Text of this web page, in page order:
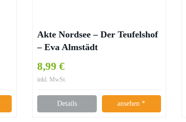
Akte Nordsee – Der Teufelshof
– Eva Almstädt
8,99 €
inkl. MwSt.
Details ansehen *